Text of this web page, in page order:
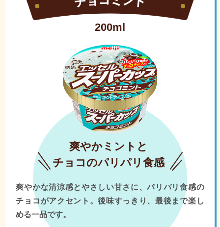
200ml
爽やかミントと
チョコのパリパリ食感
爽やかな清涼感とやさしい甘さに、パリパリ食感の
チョコがアクセント。後味すっきり、最後まで楽し
める一品です。